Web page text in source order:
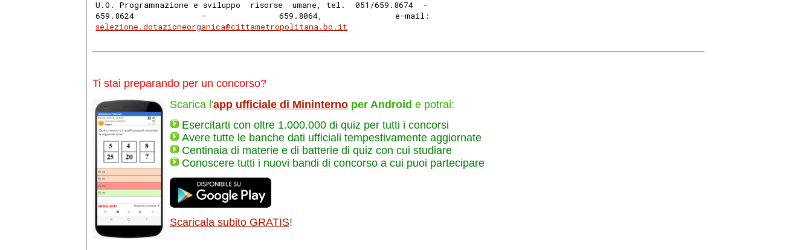
U.O. Programmazione e sviluppo  risorse  umane, tel.  051/659.8674  -
659.8624              -               659.8064,               e-mail:
selezione.dotazioneorganica@cittametropolitana.bo.it
Ti stai preparando per un concorso?
Scarica l'app ufficiale di Mininterno per Android e potrai:
Esercitarti con oltre 1.000.000 di quiz per tutti i concorsi
Avere tutte le banche dati ufficiali tempestivamente aggiornate
Centinaia di materie e di batterie di quiz con cui studiare
Conoscere tutti i nuovi bandi di concorso a cui puoi partecipare
Scaricala subito GRATIS!